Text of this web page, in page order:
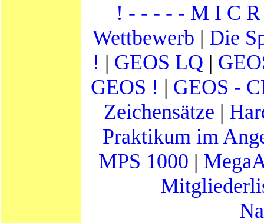
! - - - - - M I C
Wettbewerb | Die
! | GEOS LQ |
GEOS ! | GEOS -
Zeichensätze |
Praktikum im
MPS 1000 |